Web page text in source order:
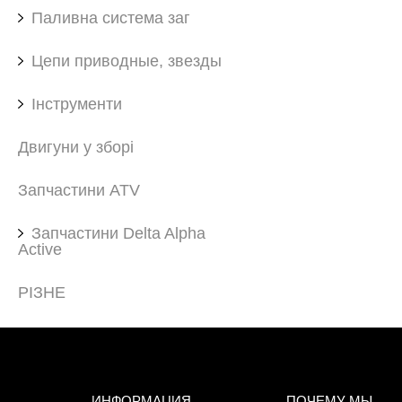
Паливна система заг
Цепи приводные, звезды
Інструменти
Двигуни у зборі
Запчастини ATV
Запчастини Delta Alpha
Active
РІЗНЕ